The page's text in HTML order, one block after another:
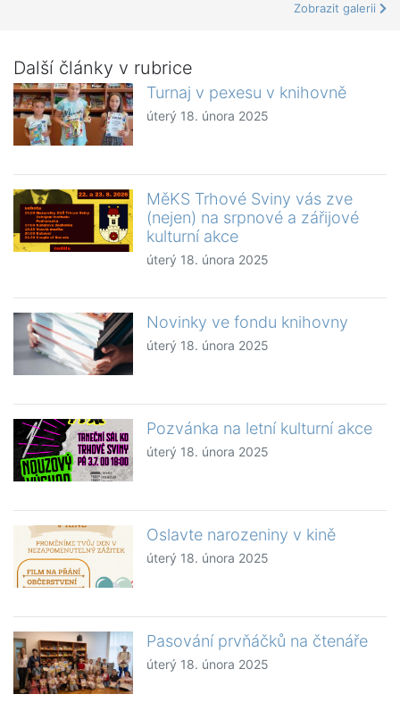
Zobrazit galerii
Další články v rubrice
Turnaj v pexesu v knihovně
úterý 18. února 2025
MěKS Trhové Sviny vás zve
(nejen) na srpnové a zářijové
kulturní akce
úterý 18. února 2025
Novinky ve fondu knihovny
úterý 18. února 2025
Pozvánka na letní kulturní akce
úterý 18. února 2025
Oslavte narozeniny v kině
úterý 18. února 2025
Pasování prvňáčků na čtenáře
úterý 18. února 2025